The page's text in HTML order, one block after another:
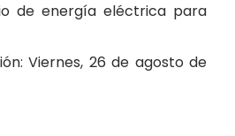
de energía eléctrica para
Viernes, 26 de agosto de